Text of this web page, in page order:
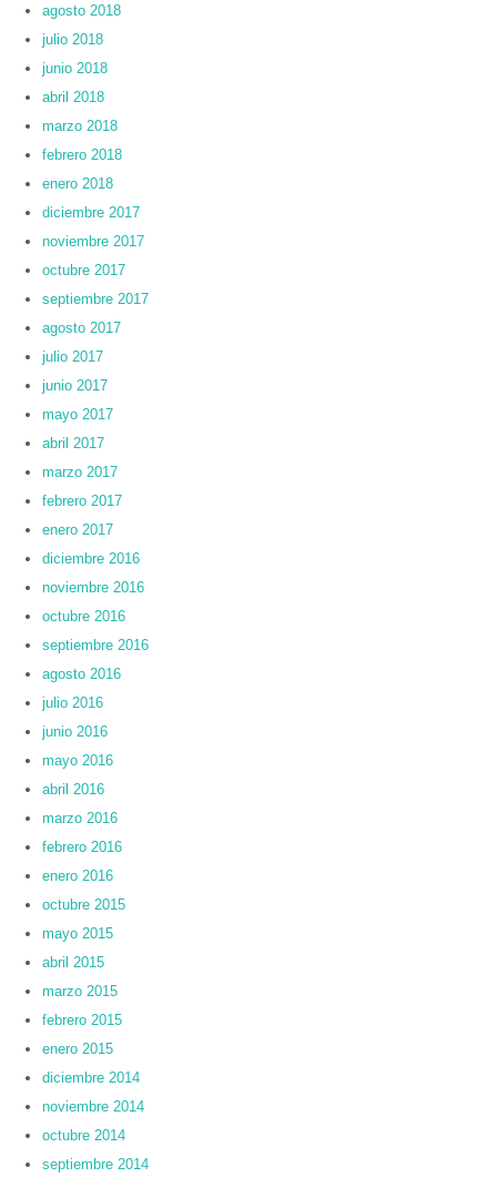
agosto 2018
julio 2018
junio 2018
abril 2018
marzo 2018
febrero 2018
enero 2018
diciembre 2017
noviembre 2017
octubre 2017
septiembre 2017
agosto 2017
julio 2017
junio 2017
mayo 2017
abril 2017
marzo 2017
febrero 2017
enero 2017
diciembre 2016
noviembre 2016
octubre 2016
septiembre 2016
agosto 2016
julio 2016
junio 2016
mayo 2016
abril 2016
marzo 2016
febrero 2016
enero 2016
octubre 2015
mayo 2015
abril 2015
marzo 2015
febrero 2015
enero 2015
diciembre 2014
noviembre 2014
octubre 2014
septiembre 2014